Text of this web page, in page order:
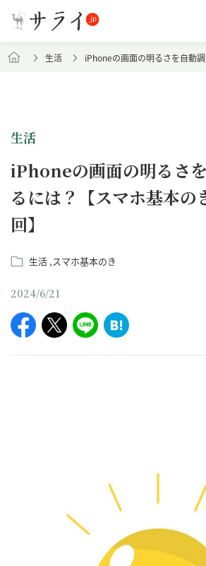
生活 iPhoneの画面の明るさを自動
生活
iPhoneの画面の明るさ
るには？【スマホ基本
回】
生活 スマホ基本のき
2024/6/21